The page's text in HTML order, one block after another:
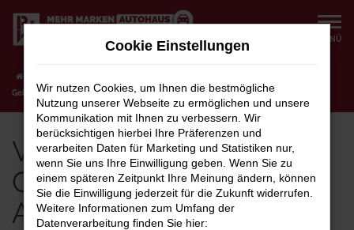
Zum
Hauptinhalt
MENÜ
Gebrauchtwagen Angebote für Schwerin
VW Passat Variant
Gebrauchtwagen
Angebote für Schwerin
Cookie Einstellungen
Wir nutzen Cookies, um Ihnen die bestmögliche
Nutzung unserer Webseite zu ermöglichen und unsere
Kommunikation mit Ihnen zu verbessern. Wir
berücksichtigen hierbei Ihre Präferenzen und
verarbeiten Daten für Marketing und Statistiken nur,
wenn Sie uns Ihre Einwilligung geben. Wenn Sie zu
einem späteren Zeitpunkt Ihre Meinung ändern, können
Sie die Einwilligung jederzeit für die Zukunft widerrufen.
Weitere Informationen zum Umfang der
Datenverarbeitung finden Sie hier: